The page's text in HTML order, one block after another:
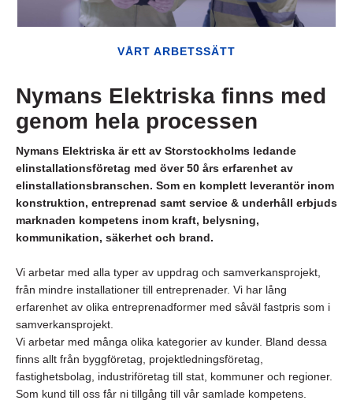
VÅRT ARBETSSÄTT
Nymans Elektriska finns med
genom hela processen
Nymans Elektriska är ett av Storstockholms ledande
elinstallationsföretag med över 50 års erfarenhet av
elinstallationsbranschen. Som en komplett leverantör inom
konstruktion, entreprenad samt service & underhåll erbjuds
marknaden kompetens inom kraft, belysning,
kommunikation, säkerhet och brand.
Vi arbetar med alla typer av uppdrag och samverkansprojekt,
från mindre installationer till entreprenader. Vi har lång
erfarenhet av olika entreprenadformer med såväl fastpris som i
samverkansprojekt.
Vi arbetar med många olika kategorier av kunder. Bland dessa
finns allt från byggföretag, projektledningsföretag,
fastighetsbolag, industriföretag till stat, kommuner och regioner.
Som kund till oss får ni tillgång till vår samlade kompetens.